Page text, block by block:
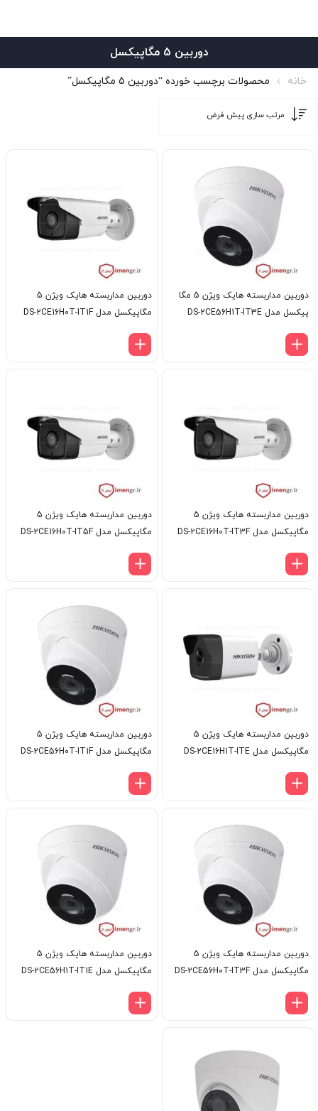
دوربین 5 مگاپیکسل
خانه محصولات برچسب خورده “دوربین 5 مگاپیکسل”
دوربین مداربسته هایک ویژن 5 مگا
پیکسل مدل DS-2CE56H1T-IT3E
دوربین مداربسته هایک ویژن 5
مگاپیکسل مدل DS-2CE16H0T-IT1F
دوربین مداربسته هایک ویژن 5
مگاپیکسل مدل DS-2CE16H0T-IT3F
دوربین مداربسته هایک ویژن 5
مگاپیکسل مدل DS-2CE16H0T-IT5F
دوربین مداربسته هایک ویژن 5
مگاپیکسل مدل DS-2CE16H1T-ITE
دوربین مداربسته هایک ویژن 5
مگاپیکسل مدل DS-2CE56H0T-IT1F
دوربین مداربسته هایک ویژن 5
مگاپیکسل مدل DS-2CE56H0T-IT3F
دوربین مداربسته هایک ویژن 5
مگاپیکسل مدل DS-2CE56H1T-IT1E